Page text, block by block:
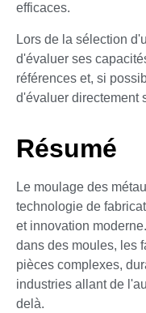
efficaces.
Lors de la sélection
d'évaluer ses
références et, si
d'évaluer directement
Résumé
Le moulage des
technologie de
et innovation
dans des moules, les
pièces complexes,
industries allant de
delà.